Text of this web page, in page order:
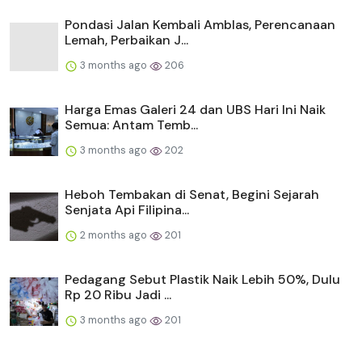
Pondasi Jalan Kembali Amblas, Perencanaan
Lemah, Perbaikan J...
3 months ago 206
Harga Emas Galeri 24 dan UBS Hari Ini Naik
Semua: Antam Temb...
3 months ago 202
Heboh Tembakan di Senat, Begini Sejarah
Senjata Api Filipina...
2 months ago 201
Pedagang Sebut Plastik Naik Lebih 50%, Dulu
Rp 20 Ribu Jadi ...
3 months ago 201